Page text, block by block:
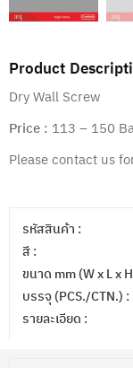
Product
Dry Wall Screw
Price : 113 – 150
Please contact us
รหัสสินค้า :
สี :
ขนาด mm (W x L x
บรรจุ (PCS./CTN.) :
รายละเอียด :